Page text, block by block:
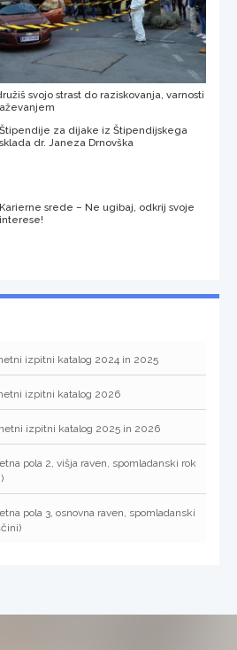
svojo strast do raziskovanja, varnosti
Štipendije za dijake iz Štipendijskega
sklada dr. Janeza Drnovška
Karierne srede – Ne ugibaj, odkrij svoje
interese!
izpitni katalog 2024 in 2025
izpitni katalog 2026
izpitni katalog 2025 in 2026
pola 2, višja raven, spomladanski rok
pola 3, osnovna raven, spomladanski